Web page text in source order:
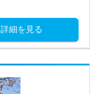
詳細を見る